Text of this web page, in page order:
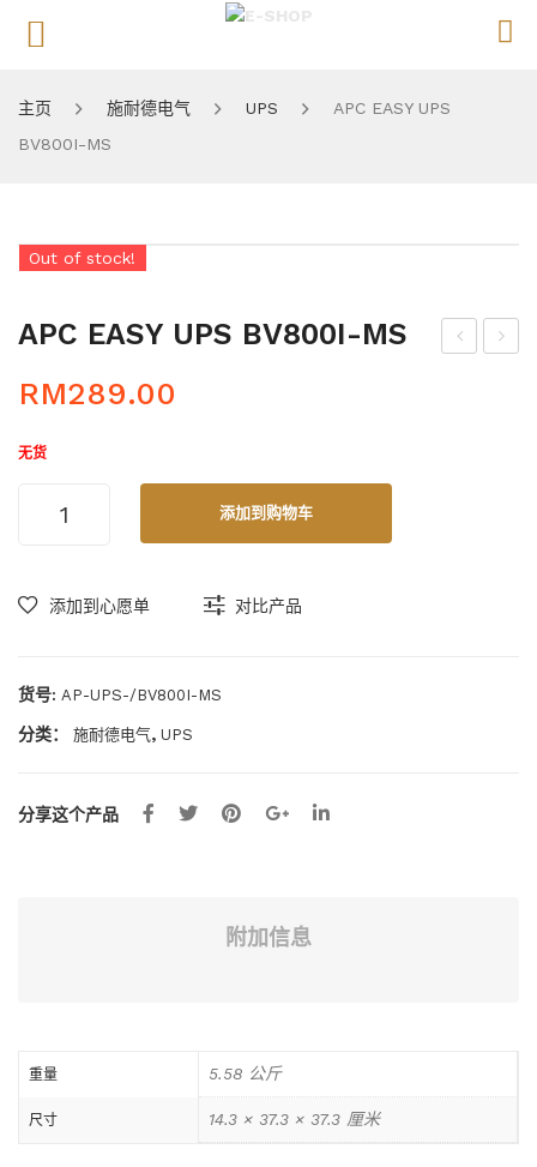
主页 施耐德电气 UPS
APC EASY UPS
BV800I-MS
Out of stock!
APC EASY UPS BV800I-MS
RM289.00
无货
MS
添加到购物车
添加到心愿单 对比产品
货号: AP-UPS-/BV800I-MS
分类： 施耐德电气, UPS
分享这个产品
附加信息
重量 5.58 公斤
尺寸 14.3 × 37.3 × 37.3 厘米